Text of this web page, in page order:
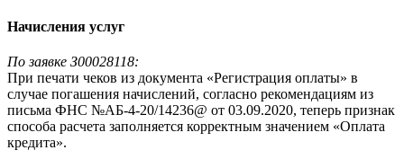
Начисления услуг
По заявке З00028118:
При печати чеков из документа «Регистрация оплаты» в
случае погашения начислений, согласно рекомендациям из
письма ФНС №АБ-4-20/14236@ от 03.09.2020, теперь признак
способа расчета заполняется корректным значением «Оплата
кредита».